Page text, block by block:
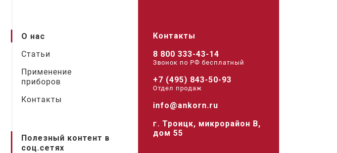
О нас
Статьи
Применение
приборов
Контакты
Полезный контент в
соц.сетях
Контакты
8 800 333-43-14
Звонок по РФ беcплатный
+7 (495) 843-50-93
Отдел продаж
info@ankorn.ru
г. Троицк, микрорайон В,
дом 55